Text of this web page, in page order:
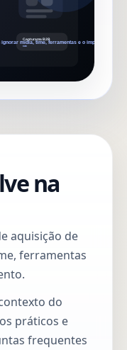
na
aquisição de
ferramentas
do
práticos e
frequentes